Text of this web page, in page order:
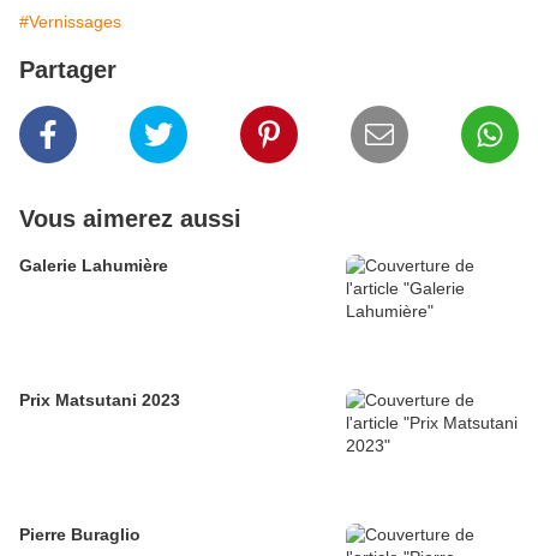
#Vernissages
Partager
Vous aimerez aussi
Galerie Lahumière
Prix Matsutani 2023
Pierre Buraglio